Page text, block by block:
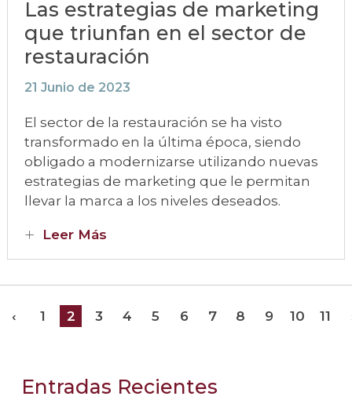
Las estrategias de marketing
que triunfan en el sector de
restauración
21 Junio de 2023
El sector de la restauración se ha visto
transformado en la última época, siendo
obligado a modernizarse utilizando nuevas
estrategias de marketing que le permitan
llevar la marca a los niveles deseados.
Leer Más
‹ 1 2 3 4 5 6 7 8 9 10 11
Entradas Recientes